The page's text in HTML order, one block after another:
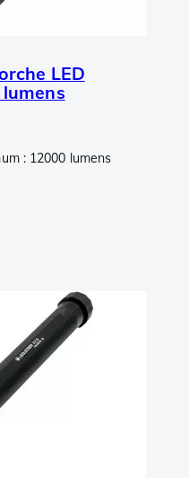
LED
: 12000 lumens